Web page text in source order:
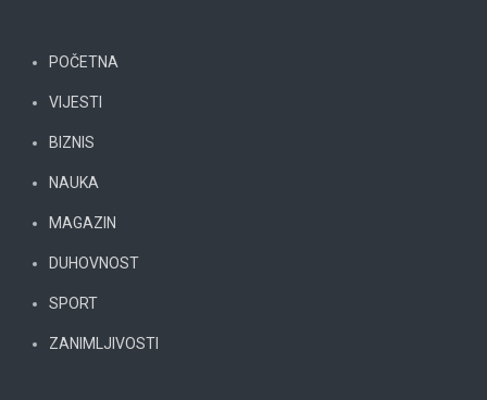
POČETNA
VIJESTI
BIZNIS
NAUKA
MAGAZIN
DUHOVNOST
SPORT
ZANIMLJIVOSTI